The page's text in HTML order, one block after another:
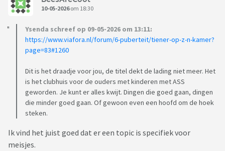
10-05-2026om 18:30
Ysenda schreef op 09-05-2026 om 13:11:
https://www.viafora.nl/forum/6-puberteit/tiener-op-z-n-kamer?
page=83#1260
Dit is het draadje voor jou, de titel dekt de lading niet meer. Het
is het clubhuis voor de ouders met kinderen met ASS
geworden. Je kunt er alles kwijt. Dingen die goed gaan, dingen
die minder goed gaan. Of gewoon even een hoofd om de hoek
steken.
Ik vind het juist goed dat er een topic is specifiek voor
meisjes.